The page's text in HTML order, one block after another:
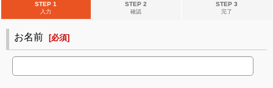
STEP 1
入力
STEP 2
確認
STEP 3
完了
お名前 [必須]